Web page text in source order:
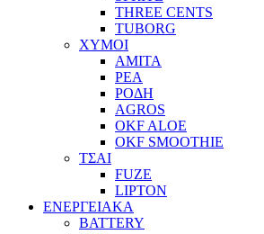
THREE CENTS
TUBORG
ΧΥΜΟΙ
ΑΜΙΤΑ
ΡΕΑ
ΡΟΔΗ
AGROS
OKF ALOE
OKF SMOOTHIE
ΤΣΑΙ
FUZE
LIPTON
ΕΝΕΡΓΕΙΑΚΑ
BATTERY